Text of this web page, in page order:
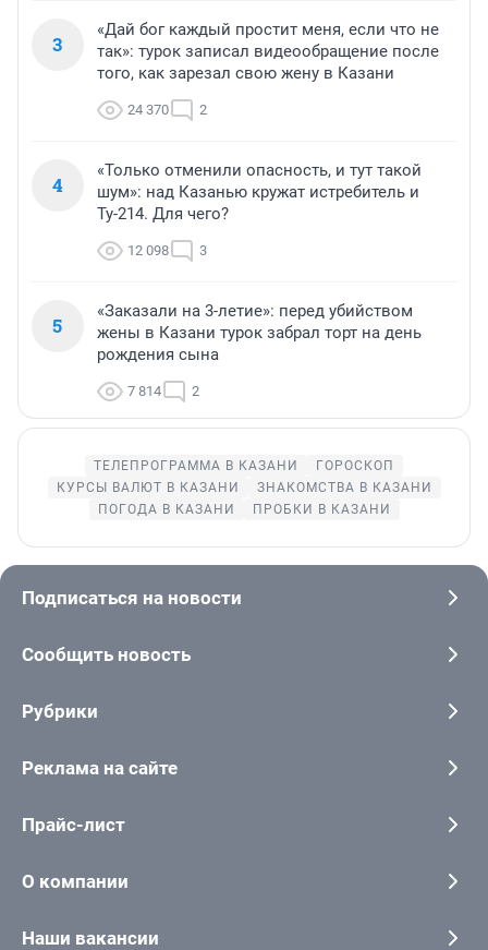
3
«Дай бог каждый простит меня, если что не
так»: турок записал видеообращение после
того, как зарезал свою жену в Казани
24 370 2
4
«Только отменили опасность, и тут такой
шум»: над Казанью кружат истребитель и
Ту-214. Для чего?
12 098 3
5
«Заказали на 3-летие»: перед убийством
жены в Казани турок забрал торт на день
рождения сына
7 814 2
ТЕЛЕПРОГРАММА В КАЗАНИ
ГОРОСКОП
КУРСЫ ВАЛЮТ В КАЗАНИ
ЗНАКОМСТВА В КАЗАНИ
ПОГОДА В КАЗАНИ
ПРОБКИ В КАЗАНИ
Подписаться на новости
Сообщить новость
Рубрики
Реклама на сайте
Прайс-лист
О компании
Наши вакансии